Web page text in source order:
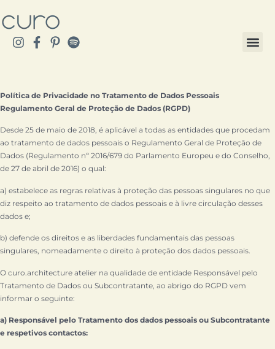
Política de Privacidade no Tratamento de Dados Pessoais
Regulamento Geral de Proteção de Dados (RGPD)
Desde 25 de maio de 2018, é aplicável a todas as entidades que procedam
ao tratamento de dados pessoais o Regulamento Geral de Proteção de
Dados (Regulamento nº 2016/679 do Parlamento Europeu e do Conselho,
de 27 de abril de 2016) o qual:
a) estabelece as regras relativas à proteção das pessoas singulares no que
diz respeito ao tratamento de dados pessoais e à livre circulação desses
dados e;
b) defende os direitos e as liberdades fundamentais das pessoas
singulares, nomeadamente o direito à proteção dos dados pessoais.
O curo.architecture atelier na qualidade de entidade Responsável pelo
Tratamento de Dados ou Subcontratante, ao abrigo do RGPD vem
informar o seguinte:
a) Responsável pelo Tratamento dos dados pessoais ou Subcontratante
e respetivos contactos: